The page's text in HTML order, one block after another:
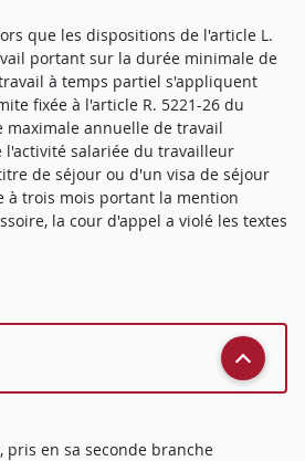
que les dispositions de l'article L.
portant sur la durée minimale de
à temps partiel s'appliquent
fixée à l'article R. 5221-26 du
maximale annuelle de travail
salariée du travailleur
de séjour ou d'un visa de séjour
à trois mois portant la mention
la cour d'appel a violé les textes
pris en sa seconde branche